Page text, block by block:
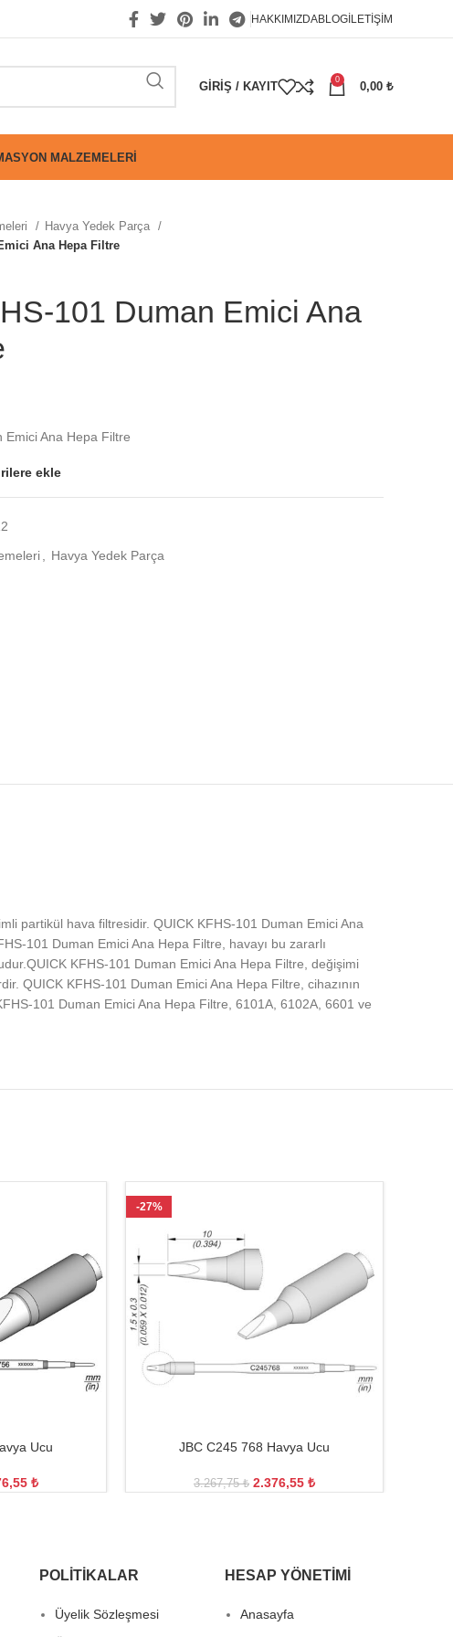
HAKKIMIZDABLOGİLETIŞIM
GIRIŞ / KAYIT
0
0,00 ₺
MALZEMELERI
Havya Yedek Parça
Ana Hepa Filtre
101 Duman Emici Ana
Emici Ana Hepa Filtre
ekle
Havya Yedek Parça
partikül hava filtresidir. QUICK KFHS-101 Duman Emici Ana
101 Duman Emici Ana Hepa Filtre, havayı bu zararlı
KFHS-101 Duman Emici Ana Hepa Filtre, değişimi
QUICK KFHS-101 Duman Emici Ana Hepa Filtre, cihazının
101 Duman Emici Ana Hepa Filtre, 6101A, 6102A, 6601 ve
Ucu
₺
-27%
JBC C245 768 Havya Ucu
3.267,75₺ 2.376,55 ₺
POLITIKALAR
Üyelik Sözleşmesi
HESAP YÖNETIMI
Anasayfa